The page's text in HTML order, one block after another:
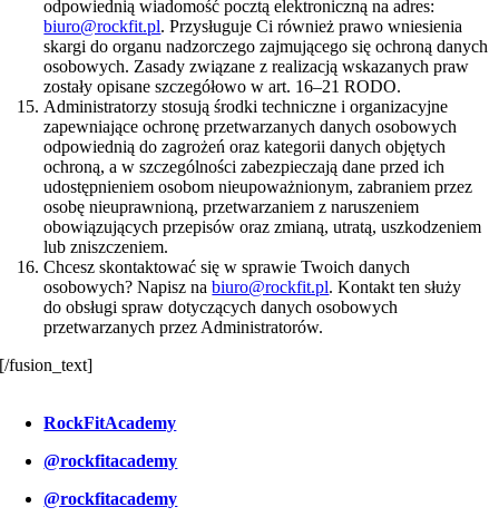
odpowiednią wiadomość pocztą elektroniczną na adres:
biuro@rockfit.pl. Przysługuje Ci również prawo wniesienia
skargi do organu nadzorczego zajmującego się ochroną danych
osobowych. Zasady związane z realizacją wskazanych praw
zostały opisane szczegółowo w art. 16–21 RODO.
Administratorzy stosują środki techniczne i organizacyjne
zapewniające ochronę przetwarzanych danych osobowych
odpowiednią do zagrożeń oraz kategorii danych objętych
ochroną, a w szczególności zabezpieczają dane przed ich
udostępnieniem osobom nieupoważnionym, zabraniem przez
osobę nieuprawnioną, przetwarzaniem z naruszeniem
obowiązujących przepisów oraz zmianą, utratą, uszkodzeniem
lub zniszczeniem.
Chcesz skontaktować się w sprawie Twoich danych
osobowych? Napisz nabiuro@rockfit.pl. Kontakt ten służy
do obsługi spraw dotyczących danych osobowych
przetwarzanych przez Administratorów.
[/fusion_text]
RockFitAcademy
@rockfitacademy
@rockfitacademy